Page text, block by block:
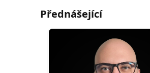
Přednášející